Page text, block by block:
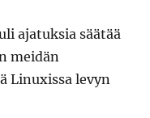
ajatuksia säätää
meidän
Linuxissa levyn